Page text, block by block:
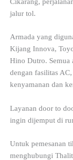
jalur tol.
Armada yang
Kijang Innova,
Hino Dutro. Semua
dengan fasilitas
kenyamanan dan
Layanan door to
ingin dijemput di
Untuk pemesanan
menghubungi